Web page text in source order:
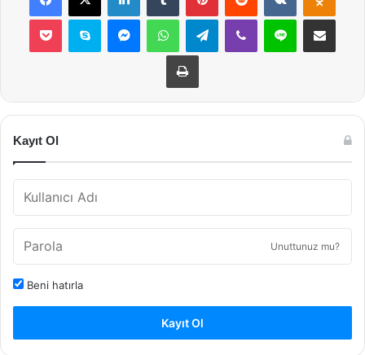
Pocket Skype MessengerWhatsAppTelegramViber Line E-Posta ile
Yazdır
Kayıt Ol
Unuttunuz mu?
Beni hatırla
Kayıt Ol